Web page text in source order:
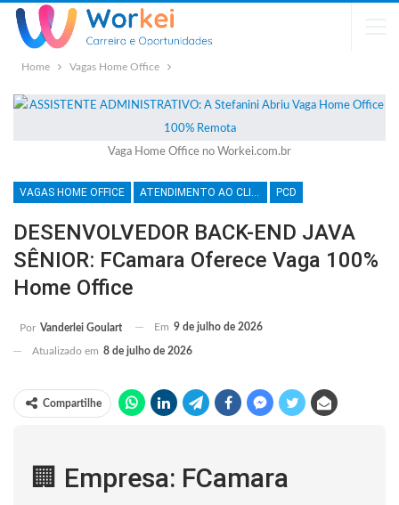
Home Vagas Home Office
Vaga Home Office no Workei.com.br
VAGAS HOME OFFICE ATENDIMENTO AO CLIENTE PCD
DESENVOLVEDOR BACK-END JAVA
SÊNIOR: FCamara Oferece Vaga 100%
Home Office
Por Vanderlei Goulart Em 9 de julho de 2026
Atualizado em 8 de julho de 2026
Compartilhe
🏢 Empresa: FCamara